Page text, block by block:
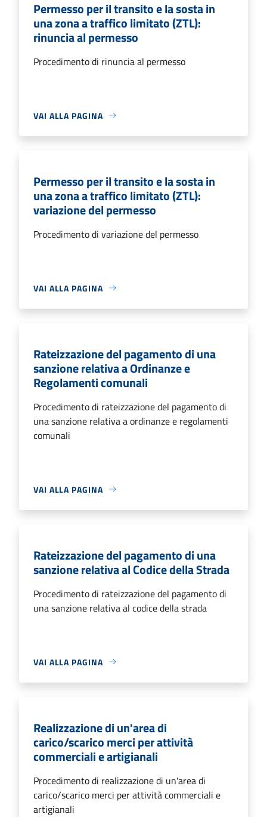
Permesso per il transito e la sosta in
una zona a traffico limitato (ZTL):
rinuncia al permesso
Procedimento di rinuncia al permesso
VAI ALLA PAGINA
Permesso per il transito e la sosta in
una zona a traffico limitato (ZTL):
variazione del permesso
Procedimento di variazione del permesso
VAI ALLA PAGINA
Rateizzazione del pagamento di una
sanzione relativa a Ordinanze e
Regolamenti comunali
Procedimento di rateizzazione del pagamento di
una sanzione relativa a ordinanze e regolamenti
comunali
VAI ALLA PAGINA
Rateizzazione del pagamento di una
sanzione relativa al Codice della Strada
Procedimento di rateizzazione del pagamento di
una sanzione relativa al codice della strada
VAI ALLA PAGINA
Realizzazione di un'area di
carico/scarico merci per attività
commerciali e artigianali
Procedimento di realizzazione di un'area di
carico/scarico merci per attività commerciali e
artigianali